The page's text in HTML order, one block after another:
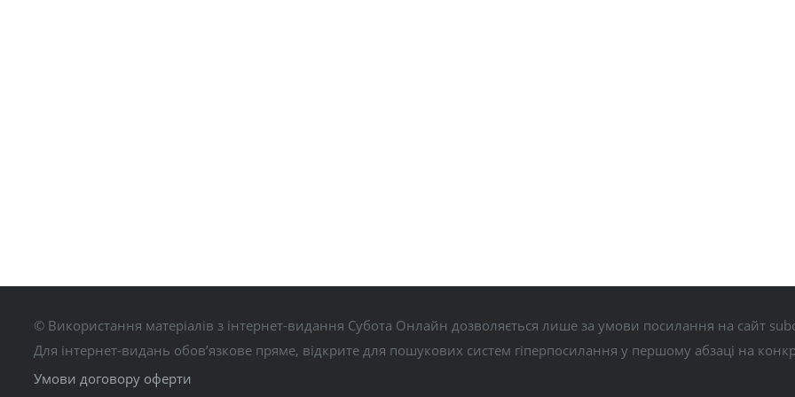
© Використання матеріалів з інтернет-видання Субота Онлайн дозволяється лише за умови посилання на сайт
Для інтернет-видань обов’язкове пряме, відкрите для пошукових систем гіперпосилання у першому абзаці на
Умови договору оферти